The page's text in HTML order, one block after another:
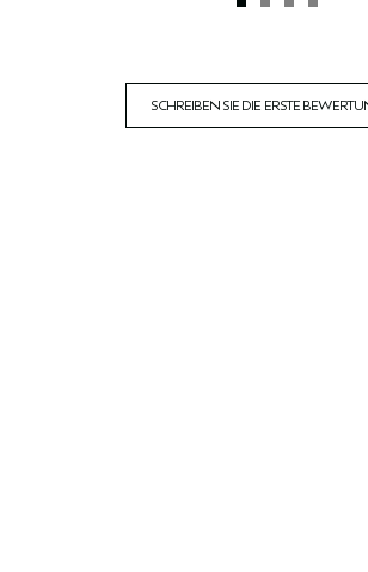
SCHREIBEN SIE DIE ERSTE